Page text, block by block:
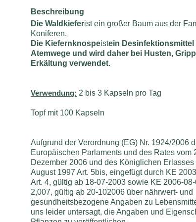
Beschreibung
Die Waldkieferist ein großer Baum aus der
Koniferen.
Die Kiefernknospeistein Desinfektionsmittel
Atemwege und wird daher bei Husten,
Erkältung verwendet.
Verwendung: 2 bis 3 Kapseln pro Tag
Topf mit 100 Kapseln
Aufgrund der Verordnung (EG) Nr. 1924/2006
Europäischen Parlaments und des Rates vom
Dezember 2006 und des Königlichen Erlasses
August 1997 Art. 5bis, eingefügt durch KE
Art. 4, gültig ab 18-07-2003 sowie KE 2006-08-
2,007, gültig ab 20-102006 über nährwert- und
gesundheitsbezogene Angaben zu
uns leider untersagt, die Angaben und